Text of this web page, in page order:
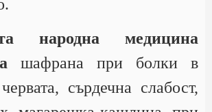
народна медицина
шафрана при болки в
сърдечна слабост,